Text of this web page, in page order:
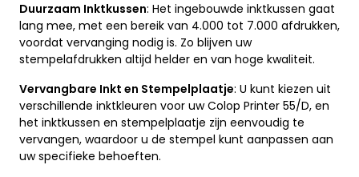
Duurzaam Inktkussen: Het ingebouwde inktkussen gaat
lang mee, met een bereik van 4.000 tot 7.000 afdrukken,
voordat vervanging nodig is. Zo blijven uw
stempelafdrukken altijd helder en van hoge kwaliteit.
Vervangbare Inkt en Stempelplaatje: U kunt kiezen uit
verschillende inktkleuren voor uw Colop Printer 55/D, en
het inktkussen en stempelplaatje zijn eenvoudig te
vervangen, waardoor u de stempel kunt aanpassen aan
uw specifieke behoeften.